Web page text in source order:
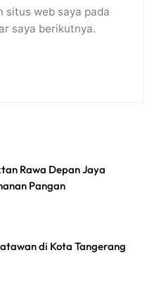
situs web saya pada
saya berikutnya.
Rawa Depan Jaya
Pangan
di Kota Tangerang